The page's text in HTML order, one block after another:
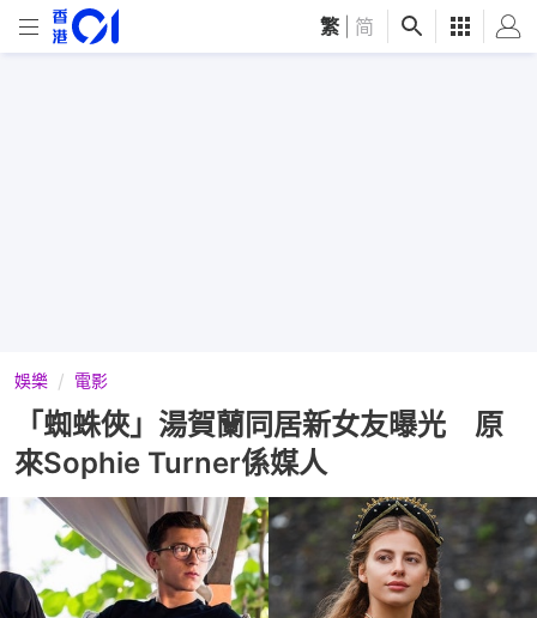
繁 简
娛樂 電影
「蜘蛛俠」湯賀蘭同居新女友曝光 原
來Sophie Turner係媒人